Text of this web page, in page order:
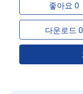
좋아요 0
다운로드 0